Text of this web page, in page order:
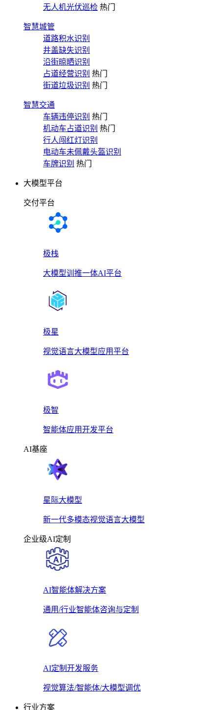
无人机光伏巡检 热门
智慧城管
道路积水识别
井盖缺失识别
沿街晾晒识别
占道经营识别 热门
街道垃圾识别 热门
智慧交通
车辆违停识别 热门
机动车占道识别 热门
行人闯红灯识别
电动车未佩戴头盔识别
车牌识别 热门
大模型平台
交付平台
极栈
大模型训推一体AI平台
极星
视觉语言大模型应用平台
极智
智能体应用开发平台
AI基座
星际大模型
新一代多模态视觉语言大模型
企业级AI定制
AI智能体解决方案
通用/行业智能体咨询与定制
AI定制开发服务
视觉算法/智能体/大模型调优
行业方案